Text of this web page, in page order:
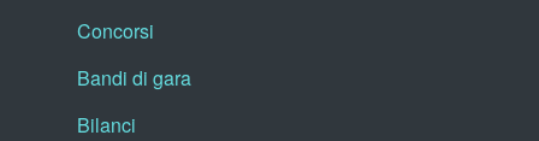
Concorsi
Bandi di gara
Bilanci